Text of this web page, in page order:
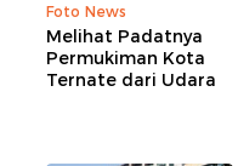
Foto News
Melihat Padatnya
Permukiman Kota
Ternate dari Udara